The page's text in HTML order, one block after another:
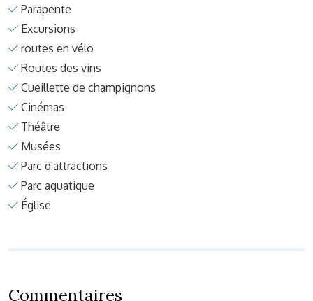
Parapente
Excursions
routes en vélo
Routes des vins
Cueillette de champignons
Cinémas
Théâtre
Musées
Parc d'attractions
Parc aquatique
Église
Commentaires